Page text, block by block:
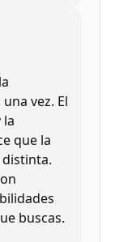
vez. El
que la
buscas.